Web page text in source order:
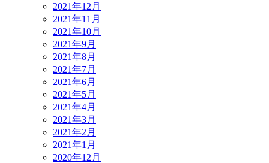
2021年12月
2021年11月
2021年10月
2021年9月
2021年8月
2021年7月
2021年6月
2021年5月
2021年4月
2021年3月
2021年2月
2021年1月
2020年12月